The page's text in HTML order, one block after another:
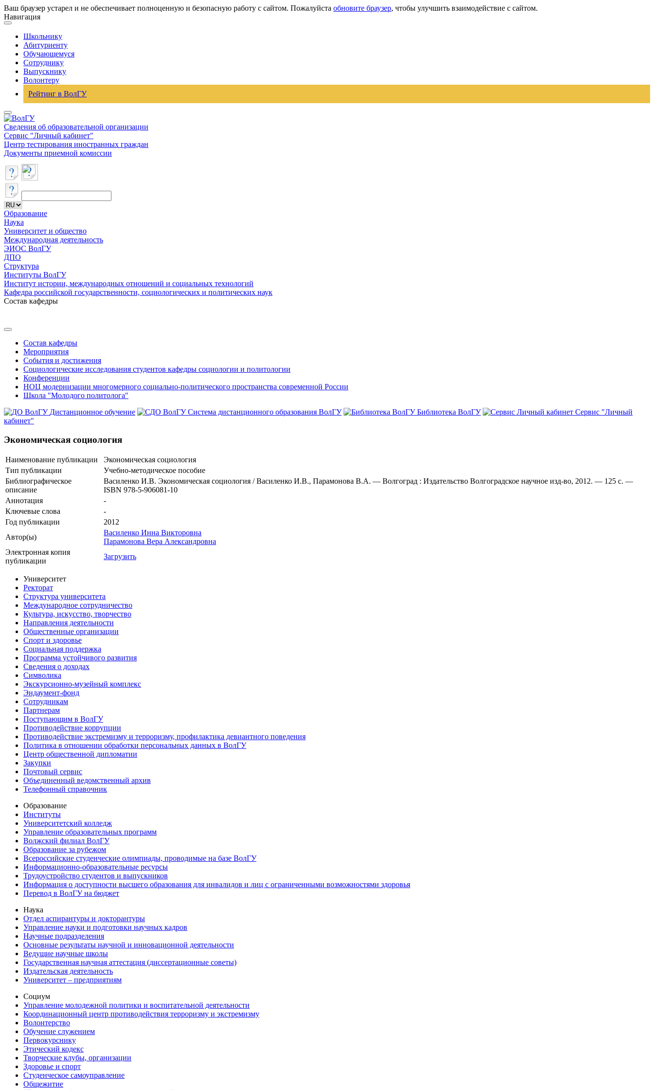
Ваш браузер устарел и не обеспечивает полноценную и безопасную работу с сайтом. Пожалуйста обновите браузер, чтобы улучшить взаимодействие с сайтом.
Навигация
Школьнику
Абитуриенту
Обучающемуся
Сотруднику
Выпускнику
Волонтеру
Рейтинг в ВолГУ
Сведения об образовательной организации
Сервис "Личный кабинет"
Центр тестирования иностранных граждан
Документы приемной комиссии
Образование
Наука
Университет и общество
Международная деятельность
ЭИОС ВолГУ
ДПО
Структура
Институты ВолГУ
Институт истории, международных отношений и социальных технологий
Кафедра российской государственности, социологических и политических наук
Состав кафедры
Состав кафедры
Мероприятия
События и достижения
Социологические исследования студентов кафедры социологии и политологии
Конференции
НОЦ модернизации многомерного социально-политического пространства современной России
Школа "Молодого политолога"
Дистанционное обучение
Система дистанционного образования ВолГУ Библиотека ВолГУ
Сервис "Личный
кабинет"
Экономическая социология
Наименование публикации
Экономическая социология
Тип публикации
Учебно-методическое пособие
Библиографическое
описание
Василенко И.В. Экономическая социология / Василенко И.В., Парамонова В.А. — Волгоград : Издательство Волгоградское научное изд-во, 2012. — 125 с. —
ISBN 978-5-906081-10
Аннотация
-
Ключевые cлова
-
Год публикации
2012
Автор(ы)
Василенко Инна Викторовна
Парамонова Вера Александровна
Электронная копия
публикации
Загрузить
Университет
Ректорат
Структура университета
Международное сотрудничество
Культура, искусство, творчество
Направления деятельности
Общественные организации
Спорт и здоровье
Социальная поддержка
Программа устойчивого развития
Сведения о доходах
Символика
Экскурсионно-музейный комплекс
Эндаумент-фонд
Сотрудникам
Партнерам
Поступающим в ВолГУ
Противодействие коррупции
Противодействие экстремизму и терроризму, профилактика девиантного поведения
Политика в отношении обработки персональных данных в ВолГУ
Центр общественной дипломатии
Закупки
Почтовый сервис
Объединенный ведомственный архив
Телефонный справочник
Образование
Институты
Университетский колледж
Управление образовательных программ
Волжский филиал ВолГУ
Образование за рубежом
Всероссийские студенческие олимпиады, проводимые на базе ВолГУ
Информационно-образовательные ресурсы
Трудоустройство студентов и выпускников
Информация о доступности высшего образования для инвалидов и лиц с ограниченными возможностями здоровья
Перевод в ВолГУ на бюджет
Наука
Отдел аспирантуры и докторантуры
Управление науки и подготовки научных кадров
Научные подразделения
Основные результаты научной и инновационной деятельности
Ведущие научные школы
Государственная научная аттестация (диссертационные советы)
Издательская деятельность
Университет – предприятиям
Социум
Управление молодежной политики и воспитательной деятельности
Координационный центр противодействия терроризму и экстремизму
Волонтерство
Обучение служением
Первокурснику
Этический кодекс
Творческие клубы, организации
Здоровье и спорт
Студенческое самоуправление
Общежитие